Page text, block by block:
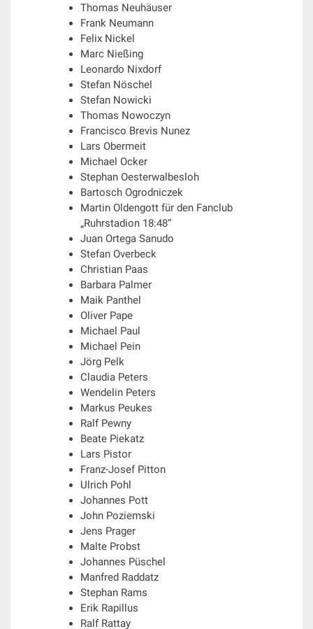
Thomas Neuhäuser
Frank Neumann
Felix Nickel
Marc Nießing
Leonardo Nixdorf
Stefan Nöschel
Stefan Nowicki
Thomas Nowoczyn
Francisco Brevis Nunez
Lars Obermeit
Michael Ocker
Stephan Oesterwalbesloh
Bartosch Ogrodniczek
Martin Oldengott für den Fanclub
„Ruhrstadion 18:48“
Juan Ortega Sanudo
Stefan Overbeck
Christian Paas
Barbara Palmer
Maik Panthel
Oliver Pape
Michael Paul
Michael Pein
Jörg Pelk
Claudia Peters
Wendelin Peters
Markus Peukes
Ralf Pewny
Beate Piekatz
Lars Pistor
Franz-Josef Pitton
Ulrich Pohl
Johannes Pott
John Poziemski
Jens Prager
Malte Probst
Johannes Püschel
Manfred Raddatz
Stephan Rams
Erik Rapillus
Ralf Rattay